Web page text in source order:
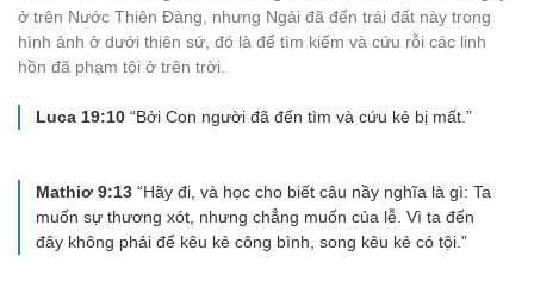
ở trên Nước Thiên Đàng, nhưng Ngài đã đến trái đất này trong
hình ảnh ở dưới thiên sứ, đó là để tìm kiếm và cứu rỗi các linh
hồn đã phạm tội ở trên trời.
Luca 19:10 “Bởi Con người đã đến tìm và cứu kẻ bị mất.”
Mathiơ 9:13 “Hãy đi, và học cho biết câu nầy nghĩa là gì: Ta
muốn sự thương xót, nhưng chẳng muốn của lễ. Vì ta đến
đây không phải để kêu kẻ công bình, song kêu kẻ có tội.”